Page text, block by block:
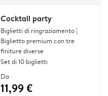
Cocktail party
Biglietti di ringraziamento |
Biglietto premium con tre
finiture diverse
Set di 10 biglietti
Da
11,99 €